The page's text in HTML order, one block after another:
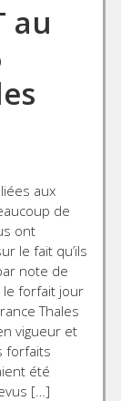
au
aux
de
ont
le fait qu’ils
note de
le forfait jour
Thales
vigueur et
forfaits
été
[…]